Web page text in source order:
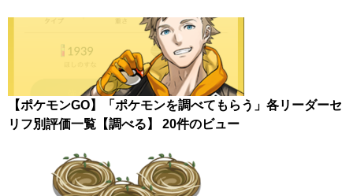
【ポケモンGO】「ポケモンを調べてもらう」各リーダーセ
リフ別評価一覧【調べる】
20件のビュー